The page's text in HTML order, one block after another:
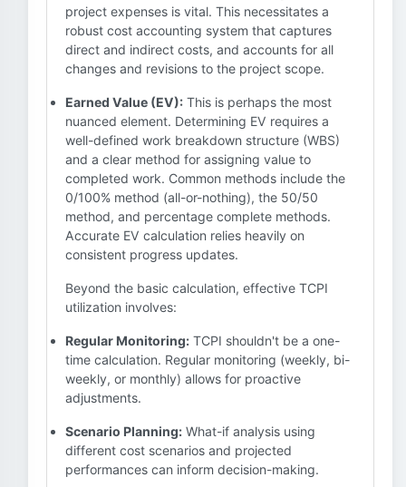
project expenses is vital. This necessitates a
robust cost accounting system that captures
direct and indirect costs, and accounts for all
changes and revisions to the project scope.
Earned Value (EV): This is perhaps the most
nuanced element. Determining EV requires a
well-defined work breakdown structure (WBS)
and a clear method for assigning value to
completed work. Common methods include the
0/100% method (all-or-nothing), the 50/50
method, and percentage complete methods.
Accurate EV calculation relies heavily on
consistent progress updates.
Beyond the basic calculation, effective TCPI
utilization involves:
Regular Monitoring: TCPI shouldn't be a one-
time calculation. Regular monitoring (weekly, bi-
weekly, or monthly) allows for proactive
adjustments.
Scenario Planning: What-if analysis using
different cost scenarios and projected
performances can inform decision-making.